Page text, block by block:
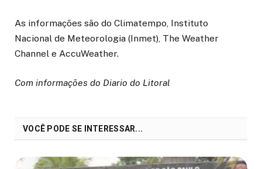
As informações são do Climatempo, Instituto
Nacional de Meteorologia (Inmet), The Weather
Channel e AccuWeather.
Com informações do Diario do Litoral
VOCÊ PODE SE INTERESSAR...